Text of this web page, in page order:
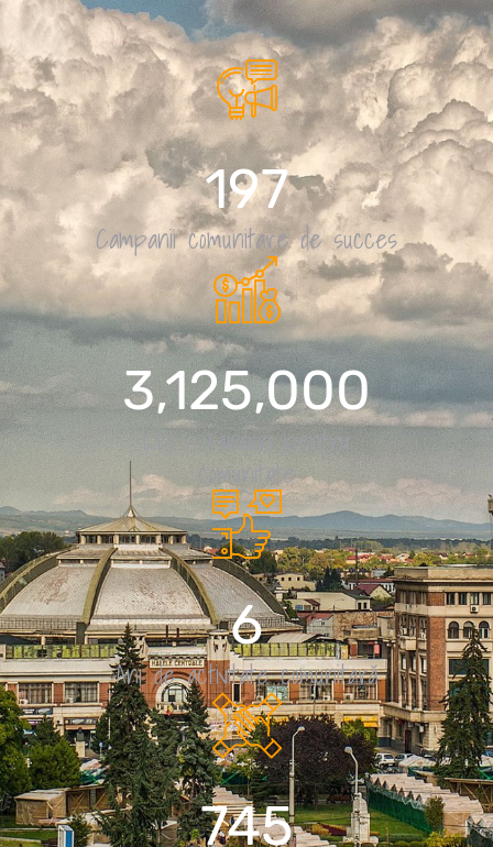
303
Campanii comunitare de succes
5,000,000
LEI - Fonduri pentru
comunitate
10
Ani de activitate comunitară
1,295